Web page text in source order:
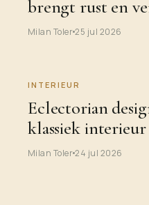
brengt rust en
Milan Toler25 jul 2026
INTERIEUR
Eclectorian
klassiek
Milan Toler24 jul 2026